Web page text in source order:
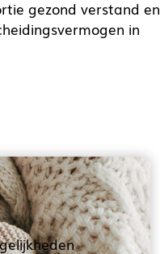
gezond verstand en
in